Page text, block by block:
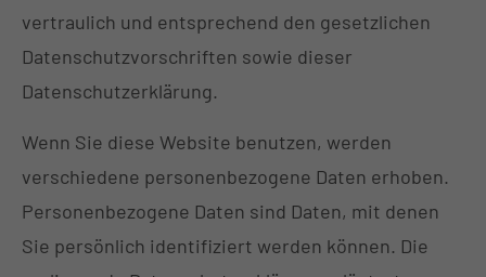
vertraulich und entsprechend den gesetzlichen
Datenschutzvorschriften sowie dieser
Datenschutzerklärung.
Wenn Sie diese Website benutzen, werden
verschiedene personenbezogene Daten erhoben.
Personenbezogene Daten sind Daten, mit denen
Sie persönlich identifiziert werden können. Die